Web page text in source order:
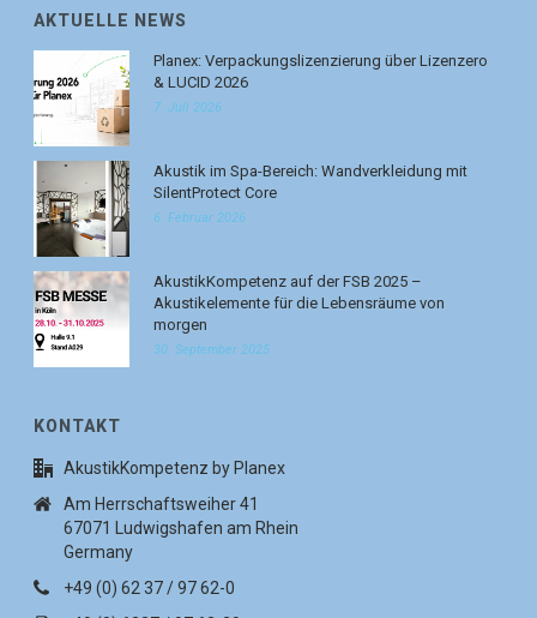
AKTUELLE NEWS
Planex: Verpackungslizenzierung über Lizenzero
& LUCID 2026
7. Juli 2026
Akustik im Spa-Bereich: Wandverkleidung mit
SilentProtect Core
6. Februar 2026
AkustikKompetenz auf der FSB 2025 –
Akustikelemente für die Lebensräume von
morgen
30. September 2025
KONTAKT
AkustikKompetenz by Planex
Am Herrschaftsweiher 41
67071 Ludwigshafen am Rhein
Germany
+49 (0) 62 37 / 97 62-0